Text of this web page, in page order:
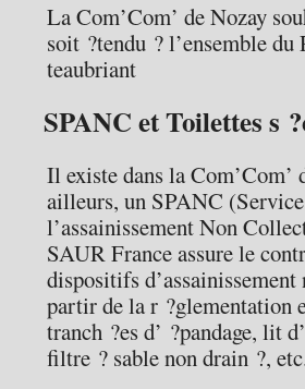
La Com’Com’ de Nozay
soit ?tendu ? l’ensemble du
teaubriant
SPANC et Toilettes s
Il existe dans la Com’Com’
ailleurs, un SPANC
l’assainissement Non
SAUR France assure le
dispositifs
partir de la r ?glementation
tranch ?es d’ ?pandage, lit
filtre ? sable non drain ?,